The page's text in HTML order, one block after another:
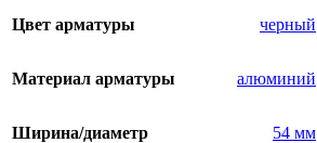
Цвет арматуры черный
Материал арматуры алюминий
Ширина/диаметр 54 мм